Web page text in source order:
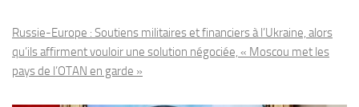
Russie-Europe : Soutiens militaires et financiers à l’Ukraine, alors
qu’ils affirment vouloir une solution négociée, « Moscou met les
pays de l’OTAN en garde »